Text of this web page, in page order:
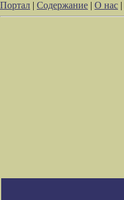
Портал | Содержание | О нас |